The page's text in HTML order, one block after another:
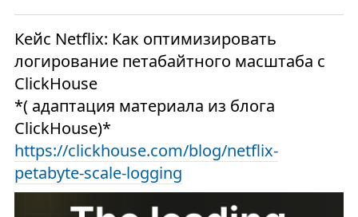
Кейс Netflix: Как оптимизировать
логирование петабайтного масштаба с
ClickHouse
*( адаптация материала из блога
ClickHouse)*
https://clickhouse.com/blog/netflix-
petabyte-scale-logging